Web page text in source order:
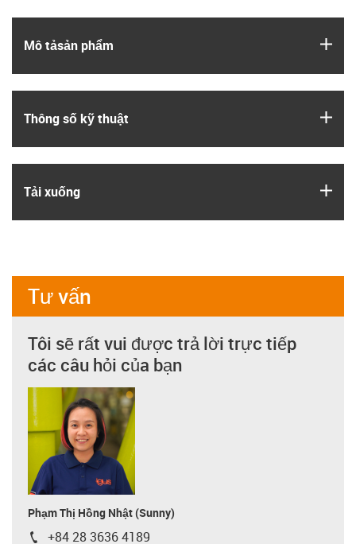
Mô tả­sản phẩm
Thông số kỹ thuật
Tải xuống
Tư vấn
Tôi sẽ rất vui được trả lời trực tiếp
các câu hỏi của bạn
Phạm Thị Hồng Nhật (Sunny)
igus-icon-phone
+84 28 3636 4189